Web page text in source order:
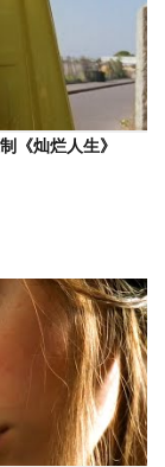
《灿烂人生》